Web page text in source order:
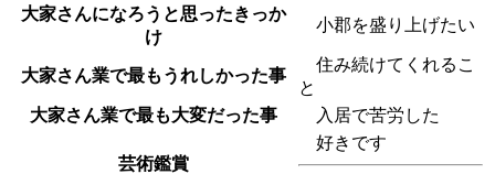
大家さんになろうと思ったきっか
け
小郡を盛り上げたい
大家さん業で最もうれしかった事
住み続けてくれるこ
と
大家さん業で最も大変だった事
入居で苦労した
芸術鑑賞
好きです